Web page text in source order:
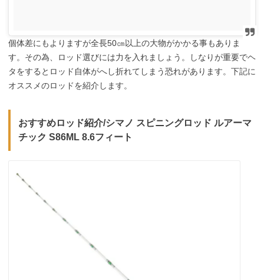
個体差にもよりますが全長50㎝以上の大物がかかる事もありま
す。その為、ロッド選びには力を入れましょう。しなりが重要でヘ
タをするとロッド自体がへし折れてしまう恐れがあります。下記に
オススメのロッドを紹介します。
おすすめロッド紹介/シマノ スピニングロッド ルアーマ
チック S86ML 8.6フィート